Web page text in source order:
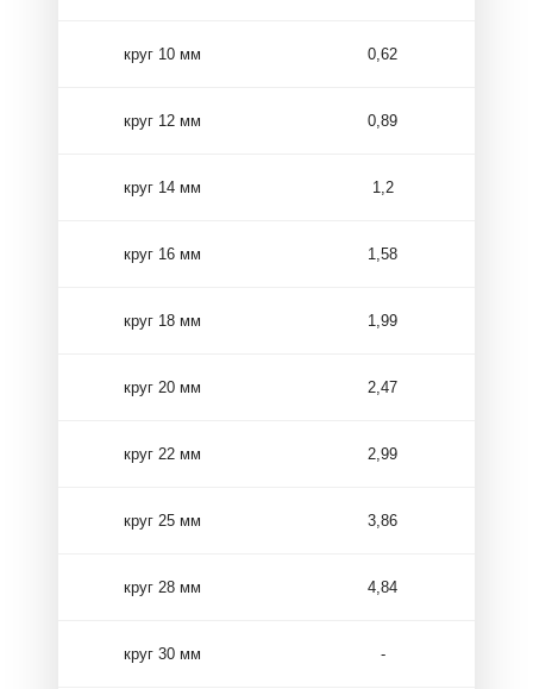
круг 10 мм 0,62
круг 12 мм 0,89
круг 14 мм 1,2
круг 16 мм 1,58
круг 18 мм 1,99
круг 20 мм 2,47
круг 22 мм 2,99
круг 25 мм 3,86
круг 28 мм 4,84
круг 30 мм -